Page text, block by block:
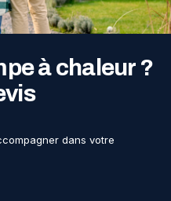
à chaleur ?
dans votre